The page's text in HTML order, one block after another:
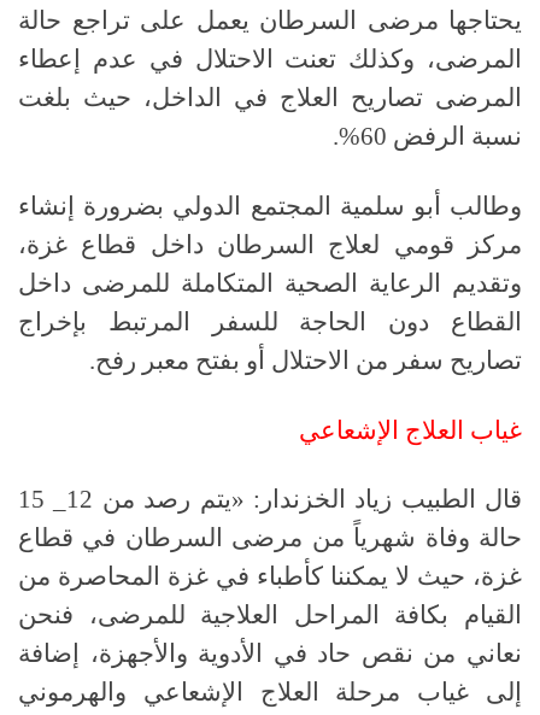
يحتاجها مرضى السرطان يعمل على تراجع حالة
المرضى، وكذلك تعنت الاحتلال في عدم إعطاء
المرضى تصاريح العلاج في الداخل، حيث بلغت
نسبة الرفض 60%.
وطالب أبو سلمية المجتمع الدولي بضرورة إنشاء
مركز قومي لعلاج السرطان داخل قطاع غزة،
وتقديم الرعاية الصحية المتكاملة للمرضى داخل
القطاع دون الحاجة للسفر المرتبط بإخراج
تصاريح سفر من الاحتلال أو بفتح معبر رفح.
غياب العلاج الإشعاعي
قال الطبيب زياد الخزندار: «يتم رصد من 12_ 15
حالة وفاة شهرياً من مرضى السرطان في قطاع
غزة، حيث لا يمكننا كأطباء في غزة المحاصرة من
القيام بكافة المراحل العلاجية للمرضى، فنحن
نعاني من نقص حاد في الأدوية والأجهزة، إضافة
إلى غياب مرحلة العلاج الإشعاعي والهرموني